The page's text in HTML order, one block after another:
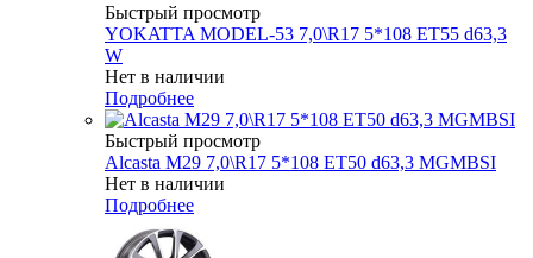
Быстрый просмотр
YOKATTA MODEL-53 7,0\R17 5*108 ET55 d63,3
W
Нет в наличии
Подробнее
Быстрый просмотр
Alcasta M29 7,0\R17 5*108 ET50 d63,3 MGMBSI
Нет в наличии
Подробнее